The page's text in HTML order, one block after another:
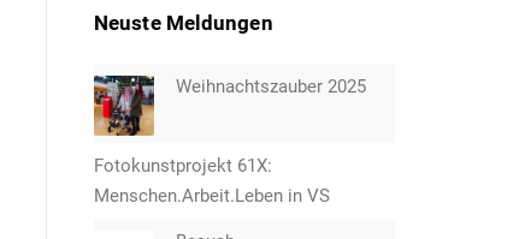
Neuste Meldungen
Weihnachtszauber 2025
Fotokunstprojekt 61X:
Menschen.Arbeit.Leben in VS